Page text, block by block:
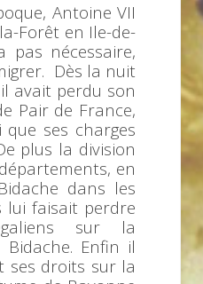
Antoine VII
Forêt en Ile-de-
pas nécessaire,
Dès la nuit
avait perdu son
Pair de France,
ses charges
plus la division
en
dans les
lui faisait perdre
sur la
Bidache. Enfin il
ses droits sur la